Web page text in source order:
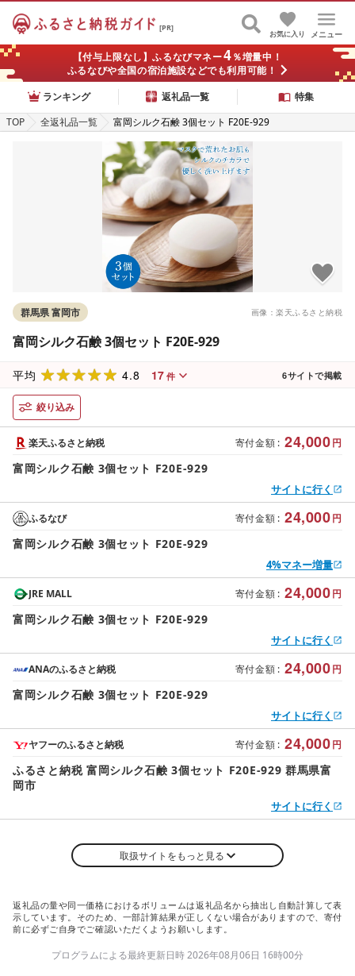
[PR]
メニュー
お気に入り
【付与上限なし】ふるなびマネー4％増量中！
ふるなびや全国の宿泊施設などでも利用可能！
ランキング
返礼品一覧
特集
TOP
全返礼品一覧 富岡シルク石鹸 3個セット F20E-929
画像：楽天ふるさと納税
群馬県 富岡市
富岡シルク石鹸 3個セット F20E-929
平均 4.8 17 件 6サイトで掲載
絞り込み
寄付金額 : 24,000円
楽天ふるさと納税
富岡シルク石鹸 3個セット F20E-929
サイトに行く
寄付金額 : 24,000円
ふるなび
富岡シルク石鹸 3個セット F20E-929
4%マネー増量
寄付金額 : 24,000円
JRE MALL
富岡シルク石鹸 3個セット F20E-929
サイトに行く
寄付金額 : 24,000円
ANAのふるさと納税
富岡シルク石鹸 3個セット F20E-929
サイトに行く
寄付金額 : 24,000円
ヤフーのふるさと納税
ふるさと納税 富岡シルク石鹸 3個セット F20E-929 群馬県富
岡市
サイトに行く
取扱サイトをもっと見る
返礼品の量や同一価格におけるボリュームは返礼品名から抽出し自動計算して表
示しています。そのため、一部計算結果が正しくない場合がありますので、寄付
前に必ずご自身でご確認いただくようお願いします。
プログラムによる最終更新日時 2026年08月06日 16時00分